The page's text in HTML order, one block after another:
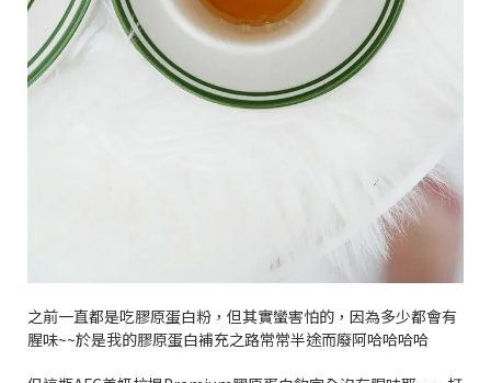
之前一直都是吃膠原蛋白粉，但其實蠻害怕的，因為多少都會有
腥味~~於是我的膠原蛋白補充之路常常半途而廢阿哈哈哈哈